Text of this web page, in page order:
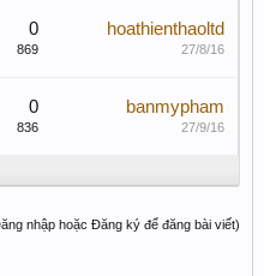
0
869
hoathienthaoltd
27/8/16
0
836
banmypham
27/9/16
nhập hoặc Đăng ký để đăng bài viết)